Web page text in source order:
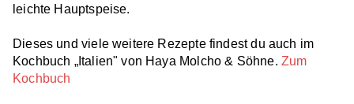
leichte Hauptspeise.
Dieses und viele weitere Rezepte findest du auch im
Kochbuch „Italien" von Haya Molcho & Söhne. Zum
Kochbuch